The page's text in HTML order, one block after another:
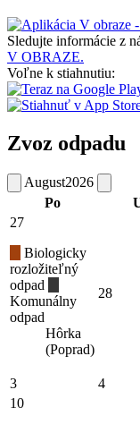
Sledujte informácie z
V OBRAZE.
Voľne k stiahnutiu:
Zvoz odpadu
August2026
Po
27
Biologicky
rozložiteľný
odpad
Komunálny
odpad
Hôrka
(Poprad)
28
3 4
10